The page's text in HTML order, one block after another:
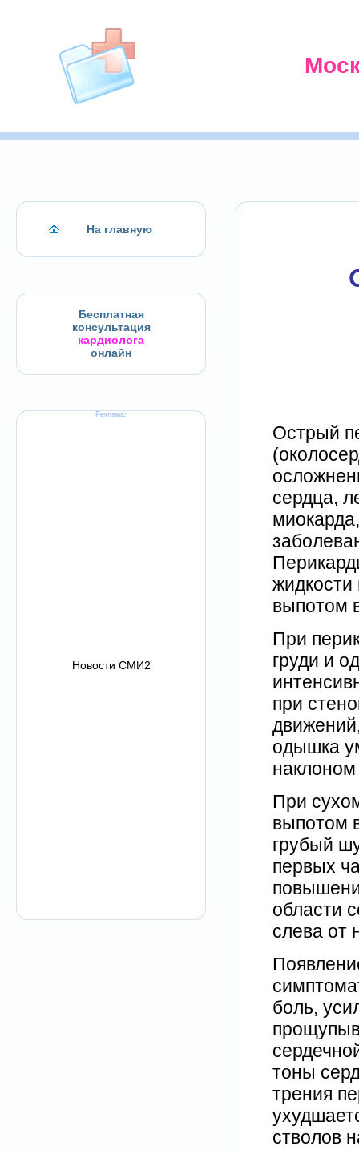
На главную
Бесплатная
консультация
кардиолога
онлайн
Реклама:
Новости СМИ2
Острый
сердца,
жидкости
выпотом
При
груди и
при
одышка
При
выпотом
грубый
первых
области
слева от
боль,
тоны
трения
стволов